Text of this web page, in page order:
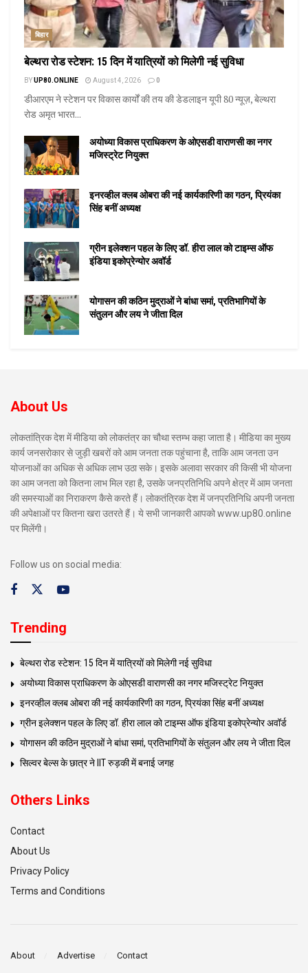
बिहार
बेल्थरा रोड स्टेशन: 15 दिन में यात्रियों को मिलेगी नई सुविधा
BYUP80.ONLINE August 4, 2026 0
डीआरएम ने स्टेशन पर विकास कार्यों की तय की डेडलाइन यूपी 80 न्यूज़, बेल्थरा
रोड अमृत भारत...
अयोध्या विकास प्राधिकरण के ओएसडी वाराणसी का नगर
मजिस्ट्रेट नियुक्त
इनरव्हील क्लब ओबरा की नई कार्यकारिणी का गठन, प्रियंका
सिंह बनीं अध्यक्ष
ग्रीन इलेक्शन पहल के लिए डॉ. हीरा लाल को टाइम्स ऑफ
इंडिया इकोप्रेन्योर अवॉर्ड
योगासन की कठिन मुद्राओं ने बांधा समां, प्रतिभागियों के
संतुलन और लय ने जीता दिल
About Us
लोकतांत्रिक देश में मीडिया को लोकतंत्र का चौथा स्तम्भ कहा जाता है। मीडिया का मुख्य
कार्य जनसरोकार से जुड़ी खबरों को आम जनता तक पहुंचाना है, ताकि आम जनता उन
योजनाओं का अधिक से अधिक लाभ उठा सके। इसके अलावा सरकार की किसी भी योजना
का आम जनता को कितना लाभ मिल रहा है, उसके जनप्रतिनिधि अपने क्षेत्र में आम जनता
की समस्याओं का निराकरण कैसे करते हैं। लोकतंत्रिक देश में जनप्रतिनिधि अपनी जनता
की अपेक्षाओं पर कितना खरा उतरते हैं। ये सभी जानकारी आपको www.up80.online
पर मिलेंगी।
Follow us on social media:
Trending
बेल्थरा रोड स्टेशन: 15 दिन में यात्रियों को मिलेगी नई सुविधा
अयोध्या विकास प्राधिकरण के ओएसडी वाराणसी का नगर मजिस्ट्रेट नियुक्त
इनरव्हील क्लब ओबरा की नई कार्यकारिणी का गठन, प्रियंका सिंह बनीं अध्यक्ष
ग्रीन इलेक्शन पहल के लिए डॉ. हीरा लाल को टाइम्स ऑफ इंडिया इकोप्रेन्योर अवॉर्ड
योगासन की कठिन मुद्राओं ने बांधा समां, प्रतिभागियों के संतुलन और लय ने जीता दिल
सिल्वर बेल्स के छात्र ने IIT रुड़की में बनाई जगह
Others Links
Contact
About Us
Privacy Policy
Terms and Conditions
About Advertise Contact